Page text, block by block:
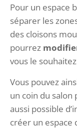
Pour un espace
séparer les
des cloisons
pourrez
vous le
Vous pouvez
un coin du
aussi possible
créer un espace